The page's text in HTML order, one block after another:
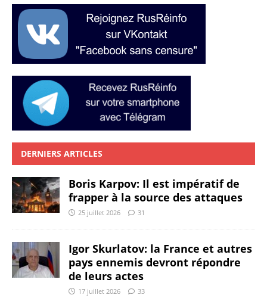
DERNIERS ARTICLES
Boris Karpov: Il est impératif de
frapper à la source des attaques
25 juillet 2026 31
Igor Skurlatov: la France et autres
pays ennemis devront répondre
de leurs actes
17 juillet 2026 33